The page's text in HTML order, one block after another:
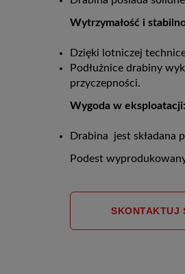
Wytrzymałość i
Dzięki lotniczej
Podłużnice drabiny
przyczepności.
Wygoda w eksploatacji:
Drabina jest składana
Podest
SKONTAKTUJ